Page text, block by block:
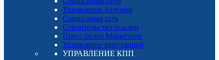
Управление блогами
Социальная сеть
Строительство ссылки
Пресс-релиз Маркетинг
Управление репутацией
УПРАВЛЕНИЕ КПП